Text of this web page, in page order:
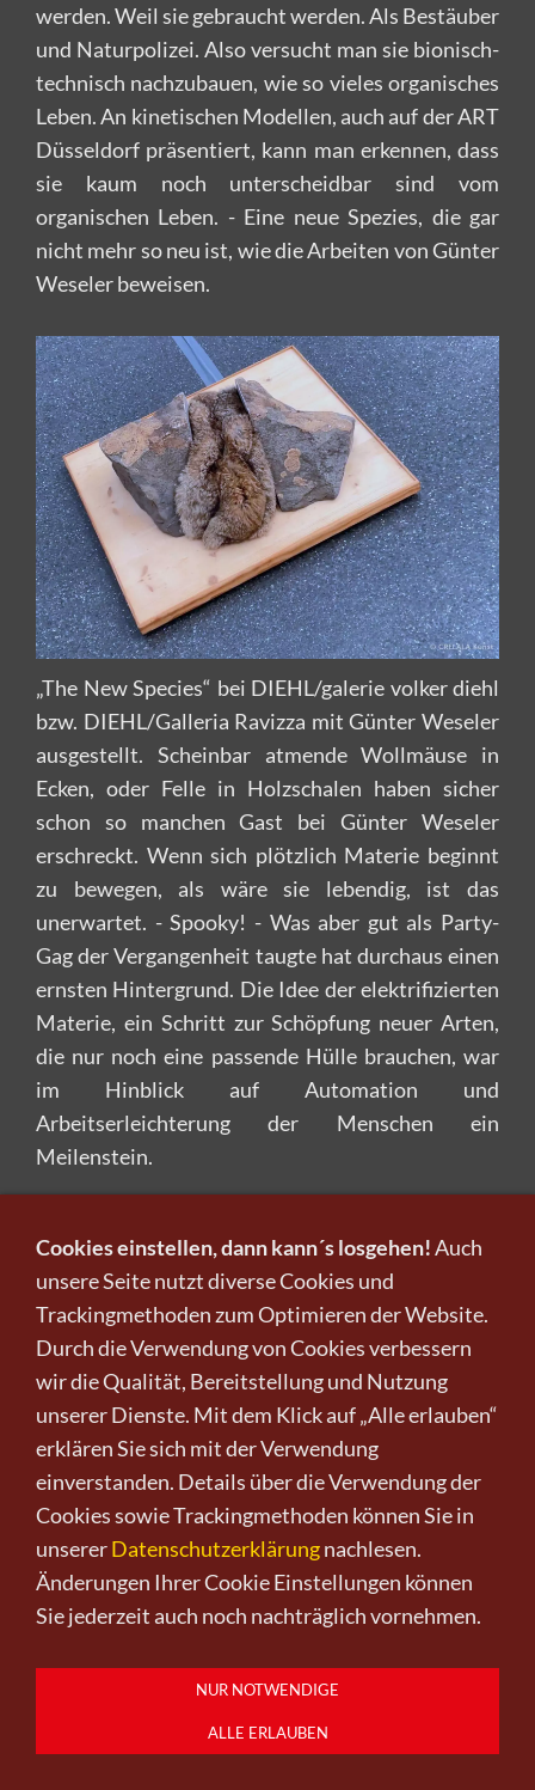
werden. Weil sie gebraucht werden. Als Bestäuber
und Naturpolizei. Also versucht man sie bionisch-
technisch nachzubauen, wie so vieles organisches
Leben. An kinetischen Modellen, auch auf der ART
Düsseldorf präsentiert, kann man erkennen, dass
sie kaum noch unterscheidbar sind vom
organischen Leben. - Eine neue Spezies, die gar
nicht mehr so neu ist, wie die Arbeiten von Günter
Weseler beweisen.
„The New Species“ bei DIEHL/galerie volker diehl
bzw. DIEHL/Galleria Ravizza mit Günter Weseler
ausgestellt. Scheinbar atmende Wollmäuse in
Ecken, oder Felle in Holzschalen haben sicher
schon so manchen Gast bei Günter Weseler
erschreckt. Wenn sich plötzlich Materie beginnt
zu bewegen, als wäre sie lebendig, ist das
unerwartet. - Spooky! - Was aber gut als Party-
Gag der Vergangenheit taugte hat durchaus einen
ernsten Hintergrund. Die Idee der elektrifizierten
Materie, ein Schritt zur Schöpfung neuer Arten,
die nur noch eine passende Hülle brauchen, war
im Hinblick auf Automation und
Arbeitserleichterung der Menschen ein
Meilenstein.
Im übertragenen, metaphorischen Sinn ist sein
atmender Pelz zwischen zwei von Flechten
überzogenen Steinen wie ein Sinnbild dafür, dass
das Weiche auch den härtesten Stein bezwingen
kann. (Vielleicht.)
Was Viele nur als Kinderspielerei betrachten, das
Aufheben und Sammeln von Steinen, sich darüber
Kenntnisse erwerben zu wollen und die Namen
kennen zu wollen, um zu erkennen, ob es sich
wirklich um den Stein handelt, den man
beschreibt, ist eine nicht zu unterschätzende
Herausforderung.
Die Welt ist so vielfältig, die Varietäten der
erst genaue Labor-Analytik eine exakte
Klassifizierung liefern kann. Ob es sich um eine
neue Schöpfung handelt, angelehnt an alte Daten,
Cookies einstellen, dann kann´s losgehen!Auch
unsere Seite nutzt diverse Cookies und
Trackingmethoden zum Optimieren der Website.
Durch die Verwendung von Cookies verbessern
wir die Qualität, Bereitstellung und Nutzung
unserer Dienste. Mit dem Klick auf „Alle erlauben“
erklären Sie sich mit der Verwendung
einverstanden. Details über die Verwendung der
Cookies sowie Trackingmethoden können Sie in
unsererDatenschutzerklärungnachlesen.
Änderungen Ihrer Cookie Einstellungen können
Sie jederzeit auch noch nachträglich vornehmen.
NUR NOTWENDIGE
ALLE ERLAUBEN